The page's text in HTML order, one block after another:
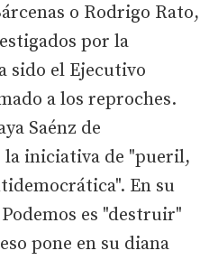
o Rodrigo Rato,
por la
sido el Ejecutivo
a los reproches.
Saénz de
la iniciativa de "pueril,
En su
es "destruir"
pone en su diana